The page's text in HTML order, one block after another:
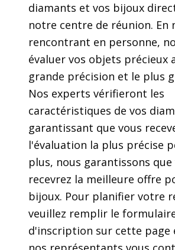
diamants et vos bijoux
notre centre de réunion. En
rencontrant en personne,
évaluer vos objets précieux
grande précision et le plus
Nos experts vérifieront les
caractéristiques de vos
garantissant que vous
l'évaluation la plus précise
plus, nous garantissons que
recevrez la meilleure offre
bijoux. Pour planifier votre
veuillez remplir le
d'inscription sur cette page